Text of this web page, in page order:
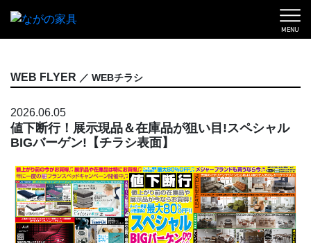
MENU
WEB FLYER ／ WEBチラシ
2026.06.05
値下断行！展示現品＆在庫品が狙い目!スペシャル
BIGバーゲン!【チラシ表面】